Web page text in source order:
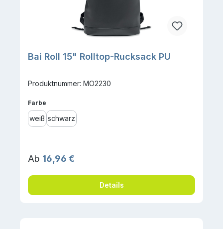
Bai Roll 15" Rolltop-Rucksack PU
Produktnummer: MO2230
Farbe
weiß schwarz
Regulärer Preis:
Ab 16,96 €
Details